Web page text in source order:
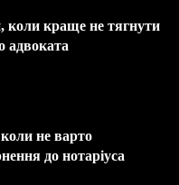
коли краще не тягнути
адвоката
не варто
до нотаріуса